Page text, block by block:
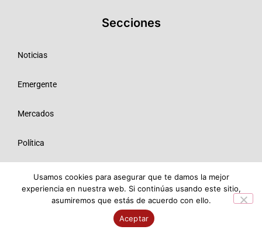
Secciones
Noticias
Emergente
Mercados
Política
Tecnologías
© 2026 Todos los derechos reservados ME SRL.
Usamos cookies para asegurar que te damos la mejor
experiencia en nuestra web. Si continúas usando este sitio,
asumiremos que estás de acuerdo con ello.
Aceptar